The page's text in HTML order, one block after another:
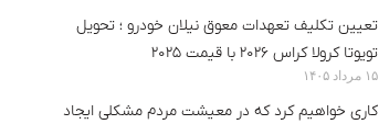
تعیین تکلیف تعهدات معوق نیلان خودرو ؛ تحویل
تویوتا کرولا کراس ۲۰۲۶ با قیمت ۲۰۲۵
۱۵ مرداد ۱۴۰۵
کاری خواهیم کرد که در معیشت مردم مشکلی ایجاد